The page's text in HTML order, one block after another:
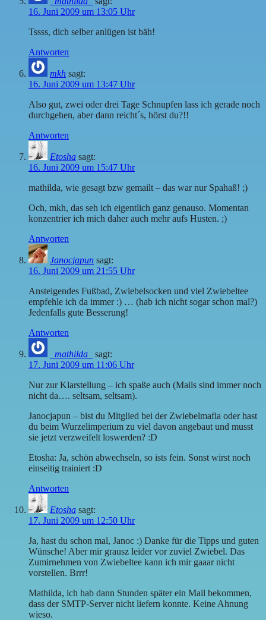
16. Juni 2009 um 13:05 Uhr
Tssss, dich selber anlügen ist bäh!
Antworten
mkh sagt:
16. Juni 2009 um 13:47 Uhr
Also gut, zwei oder drei Tage Schnupfen lass ich gerade noch
durchgehen, aber dann reicht´s, hörst du?!!
Antworten
Etosha sagt:
16. Juni 2009 um 15:47 Uhr
mathilda, wie gesagt bzw gemailt – das war nur Spahaß! ;)
Och, mkh, das seh ich eigentlich ganz genauso. Momentan
konzentrier ich mich daher auch mehr aufs Husten. ;)
Antworten
Janocjapun sagt:
16. Juni 2009 um 21:55 Uhr
Ansteigendes Fußbad, Zwiebelsocken und viel Zwiebeltee
empfehle ich da immer :) … (hab ich nicht sogar schon mal?)
Jedenfalls gute Besserung!
Antworten
_mathilda_
sagt:
17. Juni 2009 um 11:06 Uhr
Nur zur Klarstellung – ich spaße auch (Mails sind immer noch
nicht da…. seltsam, seltsam).
Janocjapun – bist du Mitglied bei der Zwiebelmafia oder hast
du beim Wurzelimperium zu viel davon angebaut und musst
sie jetzt verzweifelt loswerden? :D
Etosha: Ja, schön abwechseln, so ists fein. Sonst wirst noch
einseitig trainiert :D
Antworten
Etosha sagt:
17. Juni 2009 um 12:50 Uhr
Ja, hast du schon mal, Janoc :) Danke für die Tipps und guten
Wünsche! Aber mir grausz leider vor zuviel Zwiebel. Das
Zumirnehmen von Zwiebeltee kann ich mir gaaar nicht
vorstellen. Brrr!
Mathilda, ich hab dann Stunden später ein Mail bekommen,
dass der SMTP-Server nicht liefern konnte. Keine Ahnung
wieso.